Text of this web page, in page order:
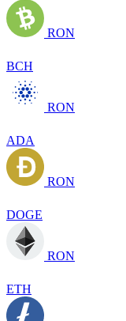
RON
BCH
RON
ADA
RON
DOGE
RON
ETH